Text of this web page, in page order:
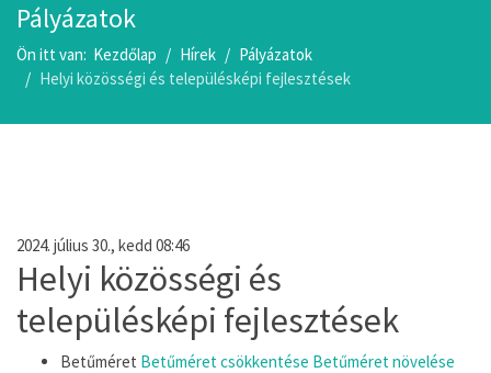
Pályázatok
Ön itt van: Kezdőlap Hírek
Pályázatok
Helyi közösségi és településképi fejlesztések
2024. július 30., kedd 08:46
Helyi közösségi és
településképi fejlesztések
Betűméret Betűméret csökkentése Betűméret növelése